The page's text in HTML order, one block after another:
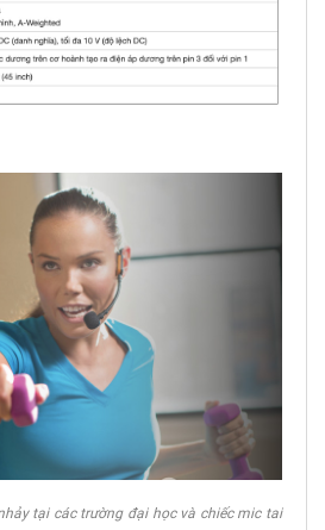
tại các trường đại học và chiếc mic tai